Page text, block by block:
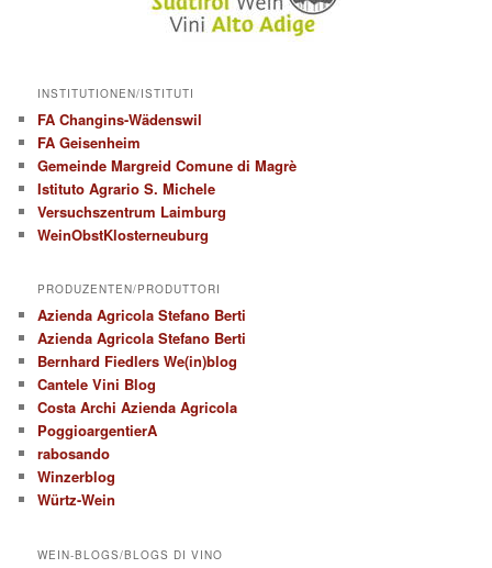
INSTITUTIONEN/ISTITUTI
FA Changins-Wädenswil
FA Geisenheim
Gemeinde Margreid Comune di Magrè
Istituto Agrario S. Michele
Versuchszentrum Laimburg
WeinObstKlosterneuburg
PRODUZENTEN/PRODUTTORI
Azienda Agricola Stefano Berti
Azienda Agricola Stefano Berti
Bernhard Fiedlers We(in)blog
Cantele Vini Blog
Costa Archi Azienda Agricola
PoggioargentierA
rabosando
Winzerblog
Würtz-Wein
WEIN-BLOGS/BLOGS DI VINO